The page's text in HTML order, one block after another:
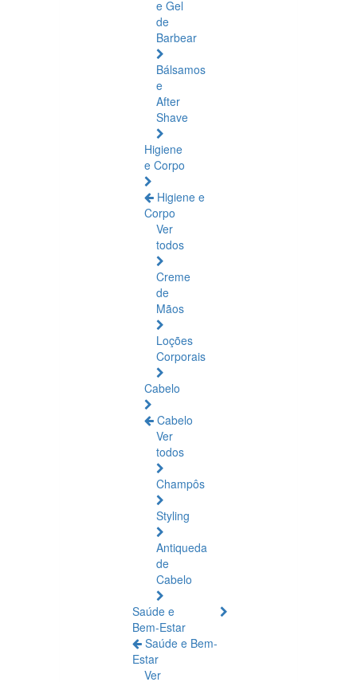
e Gel
de
Barbear
Bálsamos
e
After
Shave
Higiene
e Corpo
Higiene e
Corpo
Ver
todos
Creme
de
Mãos
Loções
Corporais
Cabelo
Cabelo
Ver
todos
Champôs
Styling
Antiqueda
de
Cabelo
Saúde e
Bem-Estar
Saúde e Bem-
Estar
Ver